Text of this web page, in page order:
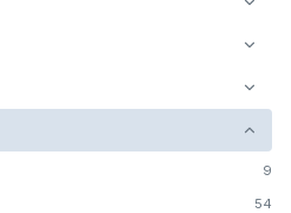
9
54